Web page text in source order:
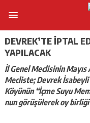
DEVREK’TE İPTAL
YAPILACAK
İl Genel Meclisinin
Mecliste; Devrek
Köyünün “İçme Suyu
nun görüşülerek oy